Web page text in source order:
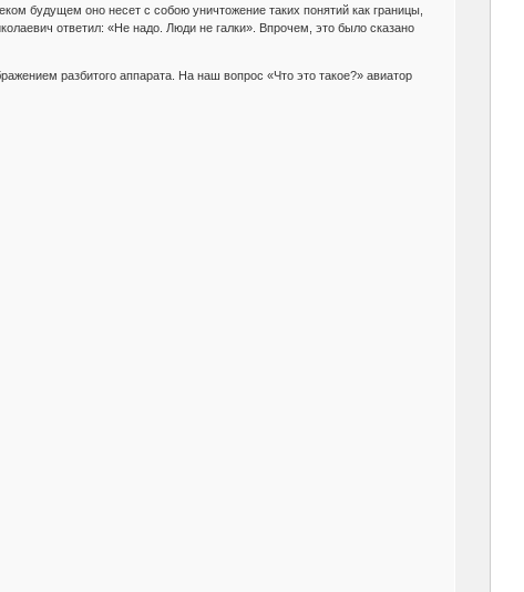
будущем оно несет с собою уничтожение таких понятий как границы,
ответил: «Не надо. Люди не галки». Впрочем, это было сказано
разбитого аппарата. На наш вопрос «Что это такое?» авиатор